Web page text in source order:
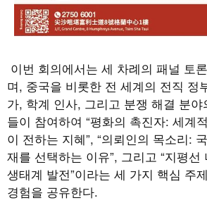
이번 회의에서는 세 차례의 패널 토
며, 중국을 비롯한 전 세계의 전직 정
가, 학계 인사, 그리고 분쟁 해결 분
들이 참여하여 “평화의 촉진자: 세계
이 전하는 지혜”, “의뢰인의 목소리:
재를 선택하는 이유”, 그리고 “지평선
생태계 발전”이라는 세 가지 핵심 주
경험을 공유한다.